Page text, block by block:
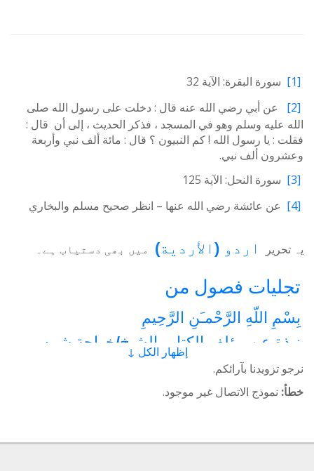
[1]
سورة البقرة: الآية 32
[2]
عن أبي رضي الله عنه قال : دخلت على رسول الله صلى
الله عليه وسلم وهو في المسجد ، فذكر الحديث ، إلى أن قال :
فقلت : يا رسول الله ! كم النبيون ؟ قال : مائة ألف نبي وأربعة
وعشرون ألف نبي.
[3]
سورة النحل: الآية 125
[4]
عن عائشة رضي الله عنها – انظر صحيح مسلم والبخاري
یہ تحریر اردو ( الأردية) میں بھی دستیاب ہے۔
تجلیات فصول من
بِسْمِ اللّهِ الرَّحْمـَنِ الرَّحِيمِ
نبذة عن مؤلف الكتاب الشيخ/خواجة شمس
الدين عظيمي
1 - القرآن الكريم
2 - الدجى المحدقة بالأرض
إظهار الكل ↓
نرجو تزويدنا بآرائكم.
خطأ: نموذج الاتصال غير موجود.